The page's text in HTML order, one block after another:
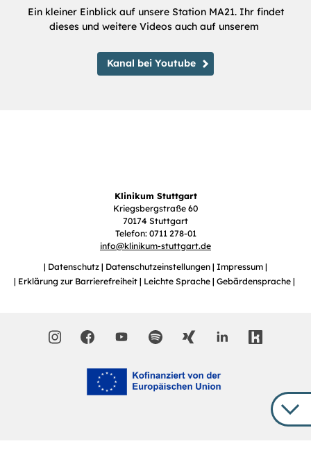
Ein kleiner Einblick auf unsere Station MA21. Ihr findet
dieses und weitere Videos auch auf unserem
Kanal bei Youtube
Klinikum Stuttgart
Kriegsbergstraße 60
70174 Stuttgart
Telefon: 0711 278-01
info@klinikum-stuttgart.de
Datenschutz
Datenschutzeinstellungen
Impressum
Erklärung zur Barrierefreiheit
Leichte Sprache Gebärdensprache